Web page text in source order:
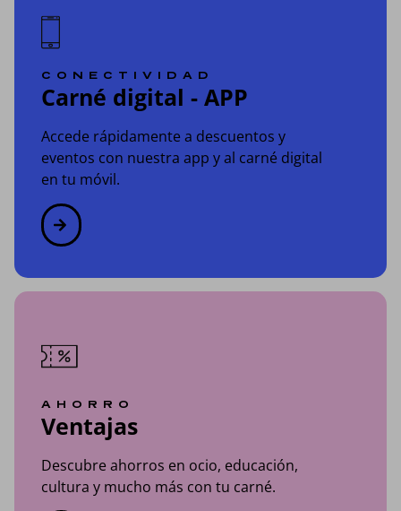
CONECTIVIDAD
Carné digital - APP
Accede rápidamente a descuentos y
eventos con nuestra app y al carné digital
en tu móvil.
AHORRO
Ventajas
Descubre ahorros en ocio, educación,
cultura y mucho más con tu carné.